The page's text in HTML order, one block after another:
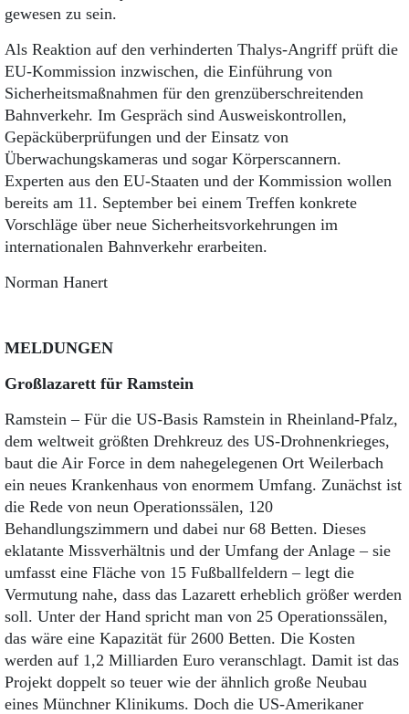
gewesen zu sein.
Als Reaktion auf den verhinderten Thalys-Angriff prüft die
EU-Kommission inzwischen, die Einführung von
Sicherheitsmaßnahmen für den grenzüberschreitenden
Bahnverkehr. Im Gespräch sind Ausweiskontrollen,
Gepäcküberprüfungen und der Einsatz von
Überwachungskameras und sogar Körperscannern.
Experten aus den EU-Staaten und der Kommission wollen
bereits am 11. September bei einem Treffen konkrete
Vorschläge über neue Sicherheitsvorkehrungen im
internationalen Bahnverkehr erarbeiten.
Norman Hanert
MELDUNGEN
Großlazarett für Ramstein
Ramstein – Für die US-Basis Ramstein in Rheinland-Pfalz,
dem weltweit größten Drehkreuz des US-Drohnenkrieges,
baut die Air Force in dem nahegelegenen Ort Weilerbach
ein neues Krankenhaus von enormem Umfang. Zunächst ist
die Rede von neun Operationssälen, 120
Behandlungszimmern und dabei nur 68 Betten. Dieses
eklatante Missverhältnis und der Umfang der Anlage – sie
umfasst eine Fläche von 15 Fußballfeldern – legt die
Vermutung nahe, dass das Lazarett erheblich größer werden
soll. Unter der Hand spricht man von 25 Operationssälen,
das wäre eine Kapazität für 2600 Betten. Die Kosten
werden auf 1,2 Milliarden Euro veranschlagt. Damit ist das
Projekt doppelt so teuer wie der ähnlich große Neubau
eines Münchner Klinikums. Doch die US-Amerikaner